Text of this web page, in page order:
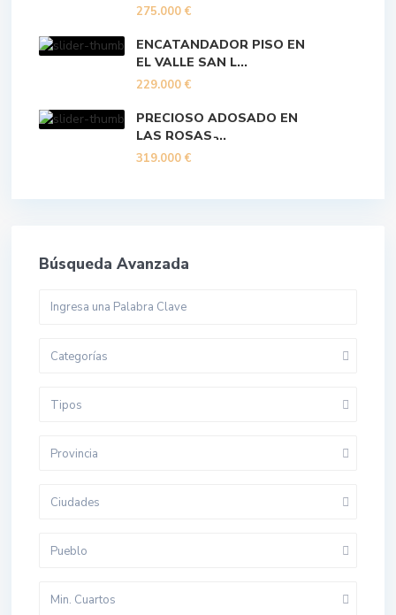
275.000 €
ENCATANDADOR PISO EN
EL VALLE SAN L...
229.000 €
PRECIOSO ADOSADO EN
LAS ROSAS ̵...
319.000 €
Búsqueda Avanzada
Categorías
Tipos
Provincia
Ciudades
Pueblo
Min. Cuartos